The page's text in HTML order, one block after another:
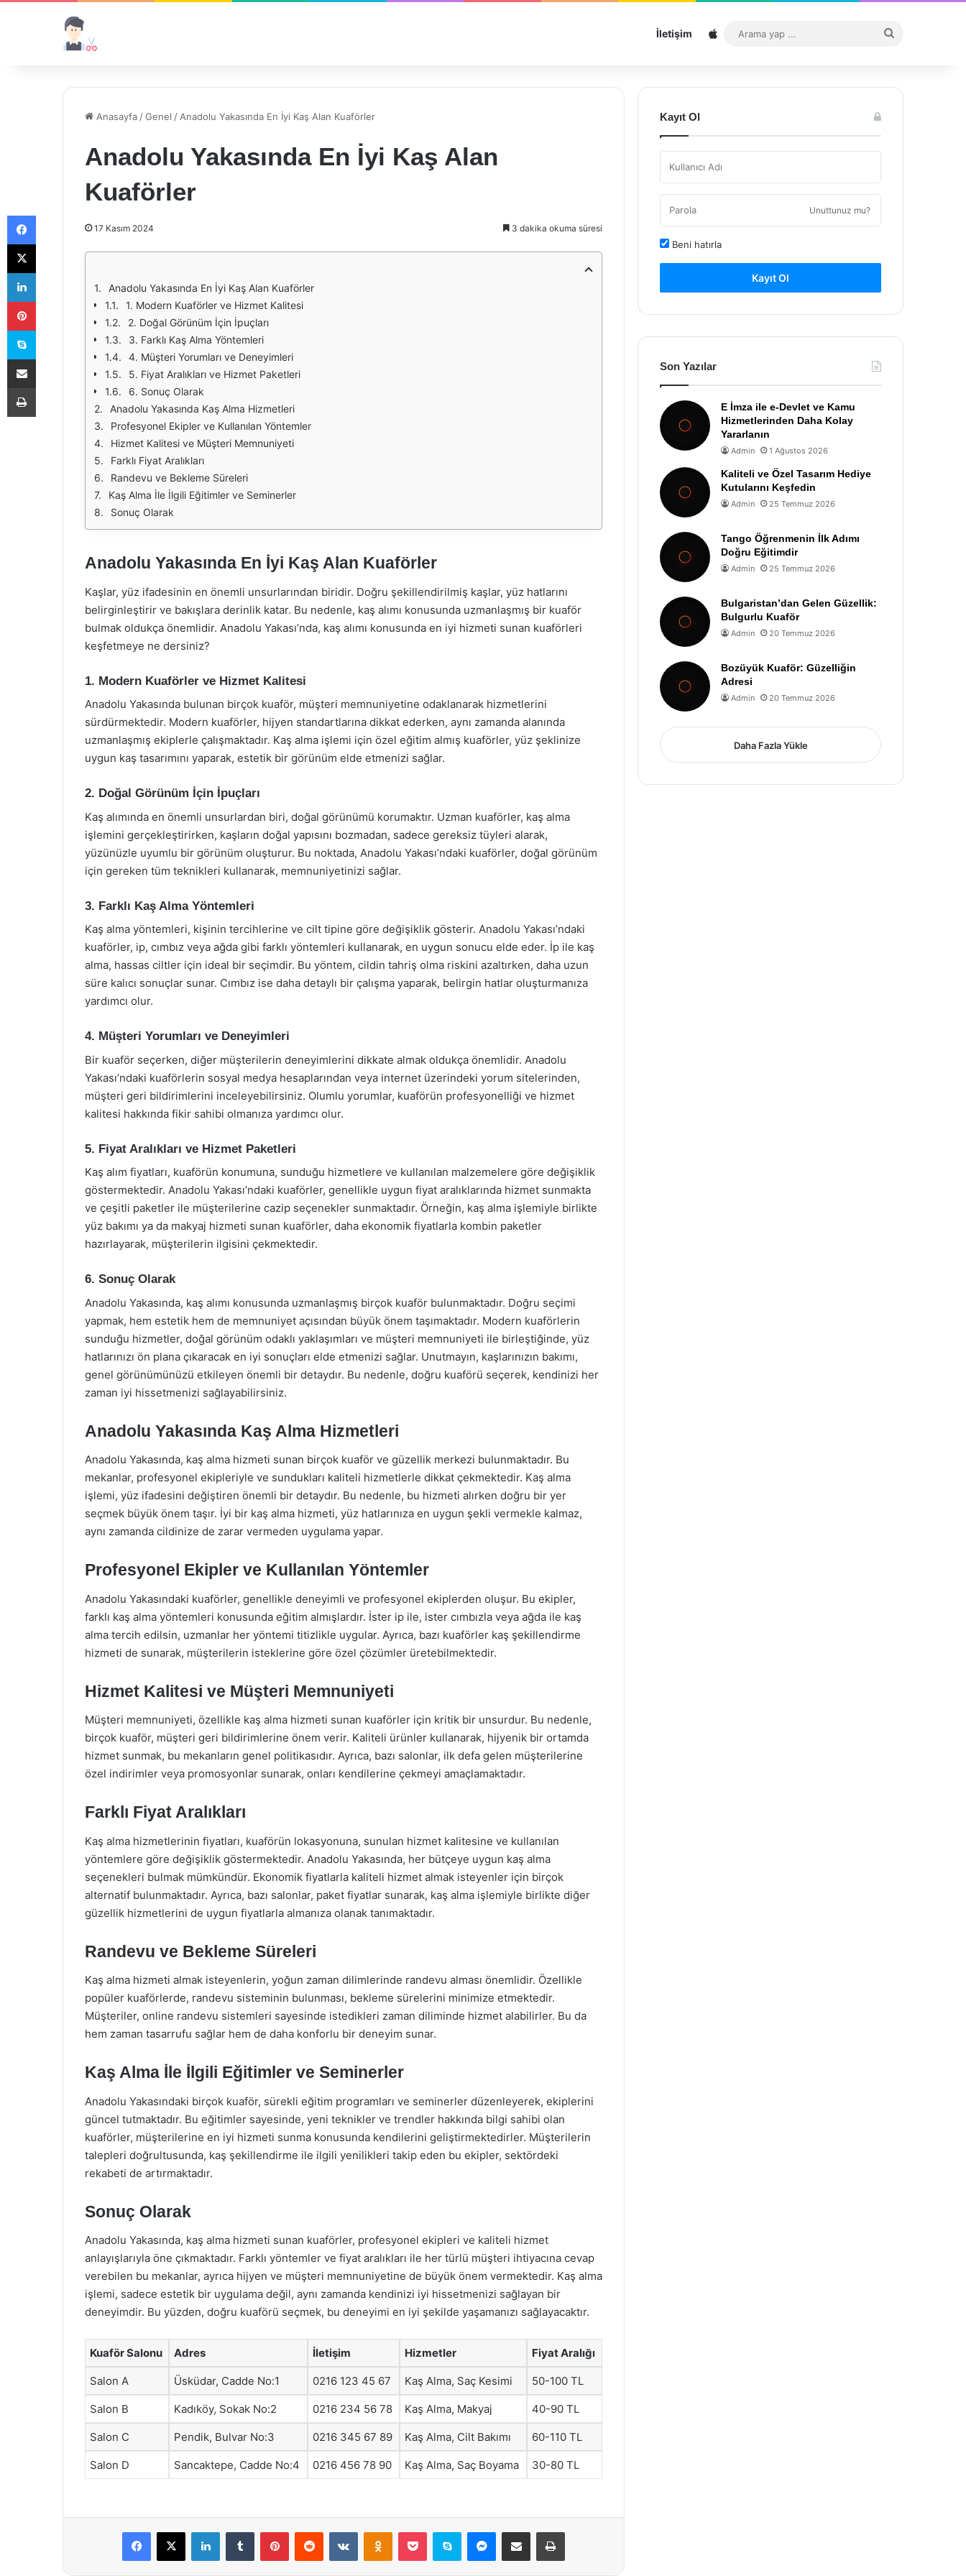
İletişim Sitemap
...
Anasayfa /Genel / Anadolu Yakasında En İyi Kaş Alan Kuaförler
Anadolu Yakasında En İyi Kaş Alan
Kuaförler
17 Kasım 2024 3 dakika okuma süresi
Anadolu Yakasında En İyi Kaş Alan Kuaförler
1. Modern Kuaförler ve Hizmet Kalitesi
2. Doğal Görünüm İçin İpuçları
3. Farklı Kaş Alma Yöntemleri
4. Müşteri Yorumları ve Deneyimleri
5. Fiyat Aralıkları ve Hizmet Paketleri
6. Sonuç Olarak
Anadolu Yakasında Kaş Alma Hizmetleri
Profesyonel Ekipler ve Kullanılan Yöntemler
Hizmet Kalitesi ve Müşteri Memnuniyeti
Farklı Fiyat Aralıkları
Randevu ve Bekleme Süreleri
Kaş Alma İle İlgili Eğitimler ve Seminerler
Sonuç Olarak
Anadolu Yakasında En İyi Kaş Alan Kuaförler
Kaşlar, yüz ifadesinin en önemli unsurlarından biridir. Doğru şekillendirilmiş kaşlar, yüz hatlarını
belirginleştirir ve bakışlara derinlik katar. Bu nedenle, kaş alımı konusunda uzmanlaşmış bir kuaför
bulmak oldukça önemlidir. Anadolu Yakası’nda, kaş alımı konusunda en iyi hizmeti sunan kuaförleri
keşfetmeye ne dersiniz?
1. Modern Kuaförler ve Hizmet Kalitesi
Anadolu Yakasında bulunan birçok kuaför, müşteri memnuniyetine odaklanarak hizmetlerini
sürdürmektedir. Modern kuaförler, hijyen standartlarına dikkat ederken, aynı zamanda alanında
uzmanlaşmış ekiplerle çalışmaktadır. Kaş alma işlemi için özel eğitim almış kuaförler, yüz şeklinize
uygun kaş tasarımını yaparak, estetik bir görünüm elde etmenizi sağlar.
2. Doğal Görünüm İçin İpuçları
Kaş alımında en önemli unsurlardan biri, doğal görünümü korumaktır. Uzman kuaförler, kaş alma
işlemini gerçekleştirirken, kaşların doğal yapısını bozmadan, sadece gereksiz tüyleri alarak,
yüzünüzle uyumlu bir görünüm oluşturur. Bu noktada, Anadolu Yakası’ndaki kuaförler, doğal görünüm
için gereken tüm teknikleri kullanarak, memnuniyetinizi sağlar.
3. Farklı Kaş Alma Yöntemleri
Kaş alma yöntemleri, kişinin tercihlerine ve cilt tipine göre değişiklik gösterir. Anadolu Yakası’ndaki
kuaförler, ip, cımbız veya ağda gibi farklı yöntemleri kullanarak, en uygun sonucu elde eder. İp ile kaş
alma, hassas ciltler için ideal bir seçimdir. Bu yöntem, cildin tahriş olma riskini azaltırken, daha uzun
süre kalıcı sonuçlar sunar. Cımbız ise daha detaylı bir çalışma yaparak, belirgin hatlar oluşturmanıza
yardımcı olur.
4. Müşteri Yorumları ve Deneyimleri
Bir kuaför seçerken, diğer müşterilerin deneyimlerini dikkate almak oldukça önemlidir. Anadolu
Yakası’ndaki kuaförlerin sosyal medya hesaplarından veya internet üzerindeki yorum sitelerinden,
müşteri geri bildirimlerini inceleyebilirsiniz. Olumlu yorumlar, kuaförün profesyonelliği ve hizmet
kalitesi hakkında fikir sahibi olmanıza yardımcı olur.
5. Fiyat Aralıkları ve Hizmet Paketleri
Kaş alım fiyatları, kuaförün konumuna, sunduğu hizmetlere ve kullanılan malzemelere göre değişiklik
göstermektedir. Anadolu Yakası’ndaki kuaförler, genellikle uygun fiyat aralıklarında hizmet sunmakta
ve çeşitli paketler ile müşterilerine cazip seçenekler sunmaktadır. Örneğin, kaş alma işlemiyle birlikte
yüz bakımı ya da makyaj hizmeti sunan kuaförler, daha ekonomik fiyatlarla kombin paketler
hazırlayarak, müşterilerin ilgisini çekmektedir.
6. Sonuç Olarak
Anadolu Yakasında, kaş alımı konusunda uzmanlaşmış birçok kuaför bulunmaktadır. Doğru seçimi
yapmak, hem estetik hem de memnuniyet açısından büyük önem taşımaktadır. Modern kuaförlerin
sunduğu hizmetler, doğal görünüm odaklı yaklaşımları ve müşteri memnuniyeti ile birleştiğinde, yüz
hatlarınızı ön plana çıkaracak en iyi sonuçları elde etmenizi sağlar. Unutmayın, kaşlarınızın bakımı,
genel görünümünüzü etkileyen önemli bir detaydır. Bu nedenle, doğru kuaförü seçerek, kendinizi her
zaman iyi hissetmenizi sağlayabilirsiniz.
Anadolu Yakasında Kaş Alma Hizmetleri
Anadolu Yakasında, kaş alma hizmeti sunan birçok kuaför ve güzellik merkezi bulunmaktadır. Bu
mekanlar, profesyonel ekipleriyle ve sundukları kaliteli hizmetlerle dikkat çekmektedir. Kaş alma
işlemi, yüz ifadesini değiştiren önemli bir detaydır. Bu nedenle, bu hizmeti alırken doğru bir yer
seçmek büyük önem taşır. İyi bir kaş alma hizmeti, yüz hatlarınıza en uygun şekli vermekle kalmaz,
aynı zamanda cildinize de zarar vermeden uygulama yapar.
Profesyonel Ekipler ve Kullanılan Yöntemler
Anadolu Yakasındaki kuaförler, genellikle deneyimli ve profesyonel ekiplerden oluşur. Bu ekipler,
farklı kaş alma yöntemleri konusunda eğitim almışlardır. İster ip ile, ister cımbızla veya ağda ile kaş
alma tercih edilsin, uzmanlar her yöntemi titizlikle uygular. Ayrıca, bazı kuaförler kaş şekillendirme
hizmeti de sunarak, müşterilerin isteklerine göre özel çözümler üretebilmektedir.
Hizmet Kalitesi ve Müşteri Memnuniyeti
Müşteri memnuniyeti, özellikle kaş alma hizmeti sunan kuaförler için kritik bir unsurdur. Bu nedenle,
birçok kuaför, müşteri geri bildirimlerine önem verir. Kaliteli ürünler kullanarak, hijyenik bir ortamda
hizmet sunmak, bu mekanların genel politikasıdır. Ayrıca, bazı salonlar, ilk defa gelen müşterilerine
özel indirimler veya promosyonlar sunarak, onları kendilerine çekmeyi amaçlamaktadır.
Farklı Fiyat Aralıkları
Kaş alma hizmetlerinin fiyatları, kuaförün lokasyonuna, sunulan hizmet kalitesine ve kullanılan
yöntemlere göre değişiklik göstermektedir. Anadolu Yakasında, her bütçeye uygun kaş alma
seçenekleri bulmak mümkündür. Ekonomik fiyatlarla kaliteli hizmet almak isteyenler için birçok
alternatif bulunmaktadır. Ayrıca, bazı salonlar, paket fiyatlar sunarak, kaş alma işlemiyle birlikte diğer
güzellik hizmetlerini de uygun fiyatlarla almanıza olanak tanımaktadır.
Randevu ve Bekleme Süreleri
Kaş alma hizmeti almak isteyenlerin, yoğun zaman dilimlerinde randevu alması önemlidir. Özellikle
popüler kuaförlerde, randevu sisteminin bulunması, bekleme sürelerini minimize etmektedir.
Müşteriler, online randevu sistemleri sayesinde istedikleri zaman diliminde hizmet alabilirler. Bu da
hem zaman tasarrufu sağlar hem de daha konforlu bir deneyim sunar.
Kaş Alma İle İlgili Eğitimler ve Seminerler
Anadolu Yakasındaki birçok kuaför, sürekli eğitim programları ve seminerler düzenleyerek, ekiplerini
güncel tutmaktadır. Bu eğitimler sayesinde, yeni teknikler ve trendler hakkında bilgi sahibi olan
kuaförler, müşterilerine en iyi hizmeti sunma konusunda kendilerini geliştirmektedirler. Müşterilerin
talepleri doğrultusunda, kaş şekillendirme ile ilgili yenilikleri takip eden bu ekipler, sektördeki
rekabeti de artırmaktadır.
Sonuç Olarak
Anadolu Yakasında, kaş alma hizmeti sunan kuaförler, profesyonel ekipleri ve kaliteli hizmet
anlayışlarıyla öne çıkmaktadır. Farklı yöntemler ve fiyat aralıkları ile her türlü müşteri ihtiyacına cevap
verebilen bu mekanlar, ayrıca hijyen ve müşteri memnuniyetine de büyük önem vermektedir. Kaş alma
işlemi, sadece estetik bir uygulama değil, aynı zamanda kendinizi iyi hissetmenizi sağlayan bir
deneyimdir. Bu yüzden, doğru kuaförü seçmek, bu deneyimi en iyi şekilde yaşamanızı sağlayacaktır.
Kuaför Salonu Adres İletişim Hizmetler Fiyat Aralığı
Salon A Üsküdar, Cadde No:1 0216 123 45 67 Kaş Alma, Saç Kesimi 50-100 TL
Salon B Kadıköy, Sokak No:2 0216 234 56 78 Kaş Alma, Makyaj 40-90 TL
Salon C Pendik, Bulvar No:3 0216 345 67 89 Kaş Alma, Cilt Bakımı 60-110 TL
Salon D Sancaktepe, Cadde No:4 0216 456 78 90 Kaş Alma, Saç Boyama 30-80 TL
Facebook
X LinkedInTumblr PinterestReddit VKontakteOdnoklassniki
Pocket Skype Messenger
E-Posta ile paylaş Yazdır
Kayıt Ol
Unuttunuz mu?
Beni hatırla
Kayıt Ol
Son Yazılar
E İmza ile e-Devlet ve Kamu
Hizmetlerinden Daha Kolay
Yararlanın
Admin 1 Ağustos 2026
Kaliteli ve Özel Tasarım Hediye
Kutularını Keşfedin
Admin 25 Temmuz 2026
Tango Öğrenmenin İlk Adımı
Doğru Eğitimdir
Admin 25 Temmuz 2026
Bulgaristan’dan Gelen Güzellik:
Bulgurlu Kuaför
Admin 20 Temmuz 2026
Bozüyük Kuaför: Güzelliğin
Adresi
Admin 20 Temmuz 2026
Daha Fazla Yükle
Facebook
X
LinkedIn
Pinterest
Skype
E-Posta ile paylaş